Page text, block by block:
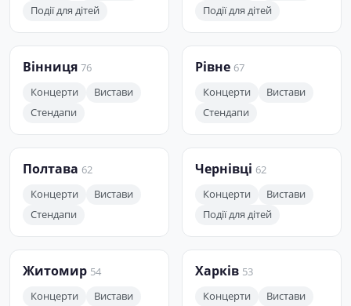
Події для дітей
Події для дітей
Вінниця 76
Концерти
Вистави
Стендапи
Рівне 67
Концерти
Вистави
Стендапи
Полтава 62
Концерти
Вистави
Стендапи
Чернівці 62
Концерти
Вистави
Події для дітей
Житомир 54
Концерти
Вистави
Харків 53
Концерти
Вистави